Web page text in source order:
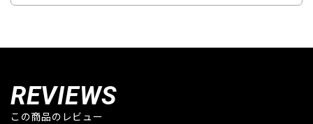
REVIEWS
この商品のレビュー